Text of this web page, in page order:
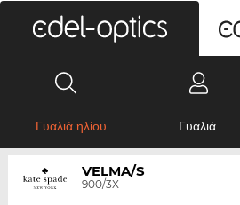
Γυαλιά ηλίου Γυαλιά
VELMA/S
900/3X